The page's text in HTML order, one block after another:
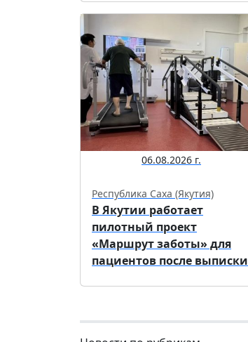
06.08.2026 г.
Республика Саха (Якутия)
В Якутии работает
пилотный проект
«Маршрут заботы» для
пациентов после выписки